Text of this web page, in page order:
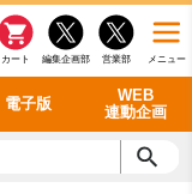
メニュー
営業部
編集企画部
カート
電子版
WEB
連動企画
看護・介護
シリーズ一覧
バックナンバー